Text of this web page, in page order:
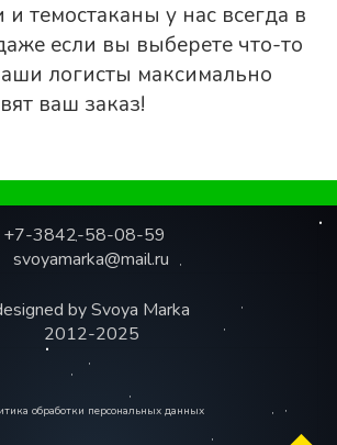
темостаканы у нас всегда в
если вы выберете что-то
логисты максимально
ваш заказ!
+7-3842-58-08-59
svoyamarka@mail.ru
by Svoya Marka
2012-2025
обработки персональных ​данных